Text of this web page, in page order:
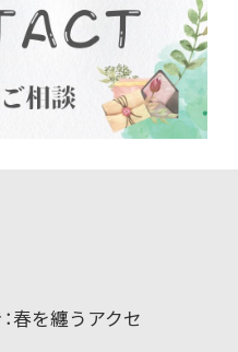
春を纏うアクセ